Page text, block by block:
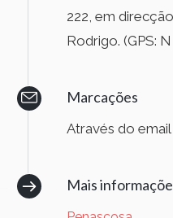
222, em
Rodrigo. (GPS: N
Marcações
Através do email
Mais